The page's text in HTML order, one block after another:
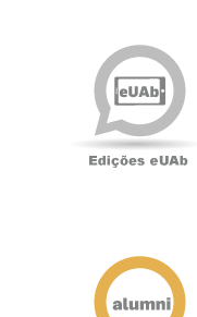
Documentação